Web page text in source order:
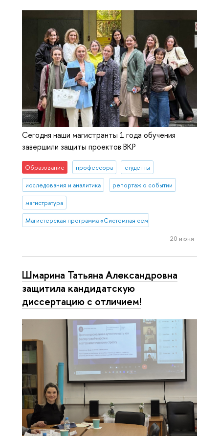
Сегодня наши магистранты 1 года обучения
завершили защиты проектов ВКР
Образование профессора студенты
исследования и аналитика репортаж о событии
магистратура
Магистерская программа «Системная семейная психотерапия»
20 июня
Шмарина Татьяна Александровна
защитила кандидатскую
диссертацию с отличием!